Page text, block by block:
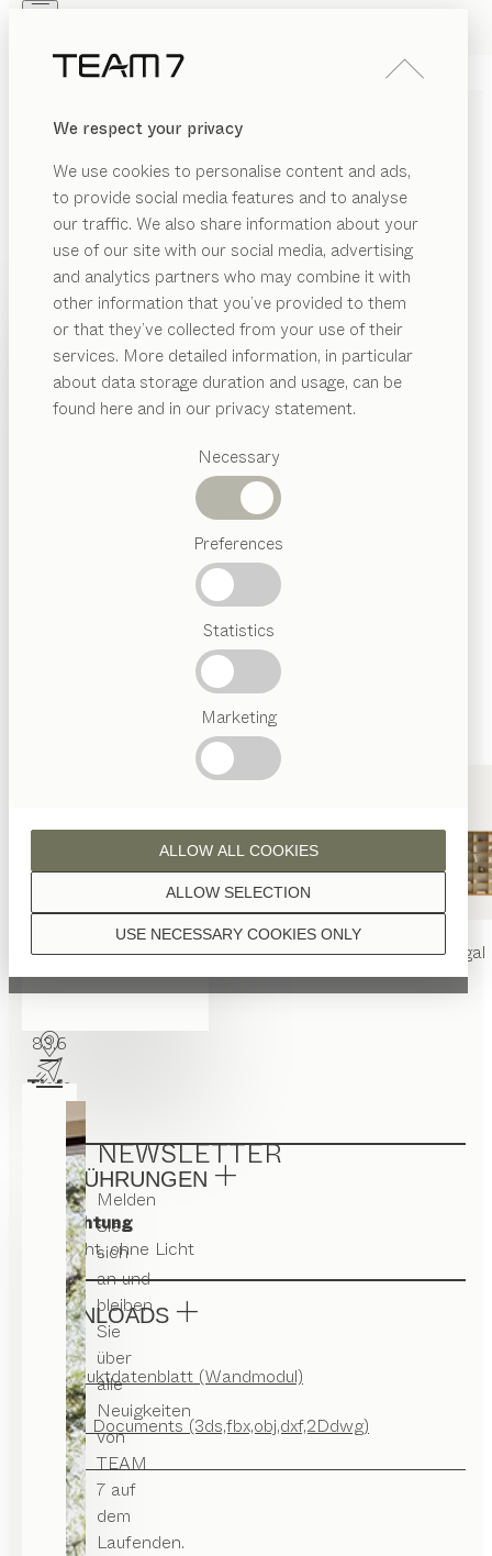
We respect your privacy
We use cookies to personalise content and ads,
to provide social media features and to analyse
our traffic. We also share information about your
use of our site with our social media, advertising
and analytics partners who may combine it with
other information that you’ve provided to them
or that they’ve collected from your use of their
services. More detailed information, in particular
about data storage duration and usage, can be
found here and in our privacy statement.
Necessary
Preferences
Statistics
Marketing
USE NECESSARY COOKIES ONLY
ALLOW SELECTION
ALLOW ALL COOKIES
PRODUKTE
INSPIRATION
HÄNDLER
Vorgeschlagene
Kategorien
Österreichisches
Handwerk
nyaTisch nyaStuhl filignoRegal
NEWSLETTER
Melden
Sie
sich
an und
bleiben
Sie
über
alle
Neuigkeiten
von
TEAM
7 auf
dem
Laufenden.
PRODUKTE
INSPIRATION
ÜBER UNS
kidsWANDMODUL
von Stefan Radinger
Das Wandmodul vereint zwei Funktionen und ist ein
schönes Beispiel für nachhaltiges Design. Erst als
Wandwickeltisch, dann als Schreibtisch wird das
platzsparende Modul zum langjährigen Begleiter und
passt sich seinen Aufgaben an.
KONFIGURIEREN
Wenn nicht anders angeführt, werden alle
Holzoberflächen mit reinem Naturöl veredelt.
Erle Weißöl
Höhe
101.1
83.6
Tiefe
AUSFÜHRUNGEN
Beleuchtung
mit Licht, ohne Licht
DOWNLOADS
Produktdatenblatt (Wandmodul)
CAD Documents (3ds,fbx,obj,dxf,2Ddwg)